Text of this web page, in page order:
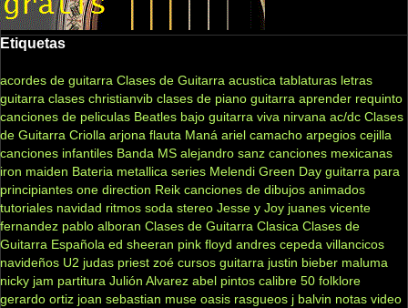
Etiquetas
acordes de guitarra Clases de Guitarra acustica tablaturas letras
guitarra clases christianvib clases de piano guitarra aprender requinto
canciones de peliculas Beatles bajo guitarra viva nirvana ac/dc Clases
de Guitarra Criolla arjona flauta Maná ariel camacho arpegios cejilla
canciones infantiles Banda MS alejandro sanz canciones mexicanas
iron maiden Bateria metallica series Melendi Green Day guitarra para
principiantes one direction Reik canciones de dibujos animados
tutoriales navidad ritmos soda stereo Jesse y Joy juanes vicente
fernandez pablo alboran Clases de Guitarra Clasica Clases de
Guitarra Española ed sheeran pink floyd andres cepeda villancicos
navideños U2 judas priest zoé cursos guitarra justin bieber maluma
nicky jam partitura Julión Alvarez abel pintos calibre 50 folklore
gerardo ortiz joan sebastian muse oasis rasgueos j balvin notas video